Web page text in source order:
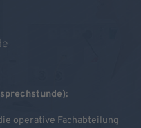
operative Fachabteilung